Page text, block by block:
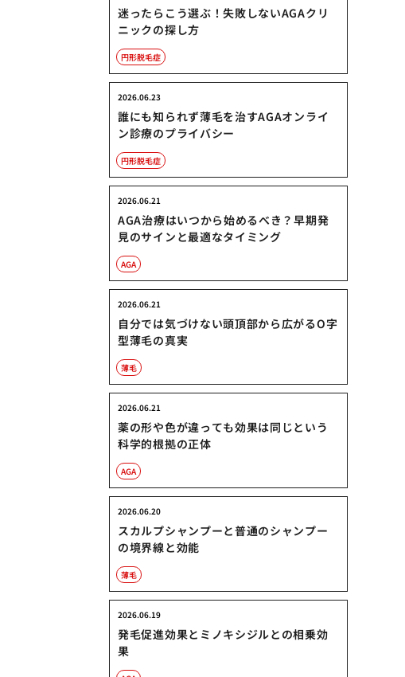
迷ったらこう選ぶ！失敗しないAGAクリ
ニックの探し方
円形脱毛症
誰にも知られず薄毛を治すAGAオンライ
ン診療のプライバシー
2026.06.23
円形脱毛症
AGA治療はいつから始めるべき？早期発
見のサインと最適なタイミング
2026.06.21
AGA
自分では気づけない頭頂部から広がるO字
型薄毛の真実
2026.06.21
薄毛
薬の形や色が違っても効果は同じという
科学的根拠の正体
2026.06.21
AGA
スカルプシャンプーと普通のシャンプー
の境界線と効能
2026.06.20
薄毛
発毛促進効果とミノキシジルとの相乗効
果
2026.06.19